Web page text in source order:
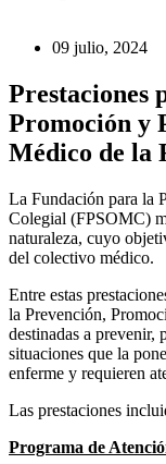
09 julio, 2024
Prestaciones
Promoción y
Médico de la
La Fundación para la
Colegial (FPSOMC)
naturaleza, cuyo
del colectivo médico.
Entre estas
la Prevención,
destinadas a prevenir,
situaciones que la
enferme y requieren
Las prestaciones
Programa de